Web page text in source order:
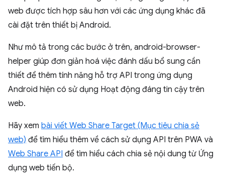
web được tích hợp sâu hơn với các ứng dụng khác đã
cài đặt trên thiết bị Android.
Như mô tả trong các bước ở trên, android-browser-
helper giúp đơn giản hoá việc đánh dấu bổ sung cần
thiết để thêm tính năng hỗ trợ API trong ứng dụng
Android hiện có sử dụng Hoạt động đáng tin cậy trên
web.
Hãy xem bài viết Web Share Target (Mục tiêu chia sẻ
web) để tìm hiểu thêm về cách sử dụng API trên PWA và
Web Share API để tìm hiểu cách chia sẻ nội dung từ Ứng
dụng web tiến bộ.